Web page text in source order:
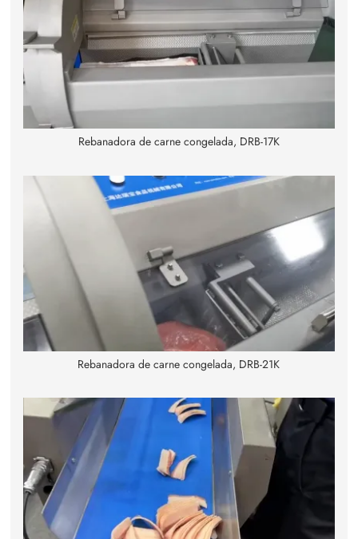
Rebanadora de carne congelada, DRB-17K
Rebanadora de carne congelada, DRB-21K